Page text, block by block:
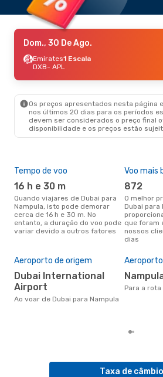
Dom., 30 De Ago.
Emirates1 Escala
DXB- APL
Os preços apresentados nesta página
nos últimos 20 dias para os períodos
devem ser considerados o preço final
disponibilidade e os preços estão
Tempo de voo
16 h e 30 m
Quando viajares de Dubai para
Nampula, isto pode demorar
cerca de 16 h e 30 m. No
entanto, a duração do voo pode
variar devido a outros fatores
Voo mais
872
O melhor preço para voos de
Dubai para
que foram
nossos
dias
Aeroporto de origem
Dubai International
Airport
Ao voar de Dubai para Nampula
Para a
Taxa de câmbio